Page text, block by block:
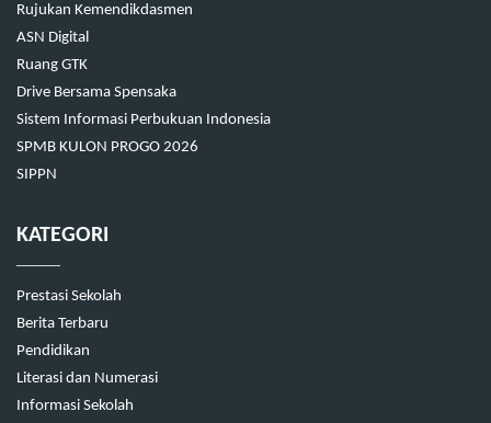
Rujukan Kemendikdasmen
ASN Digital
Ruang GTK
Drive Bersama Spensaka
Sistem Informasi Perbukuan Indonesia
SPMB KULON PROGO 2026
SIPPN
KATEGORI
Prestasi Sekolah
Berita Terbaru
Pendidikan
Literasi dan Numerasi
Informasi Sekolah